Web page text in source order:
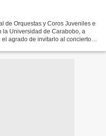
de Orquestas y Coros Juveniles e
la Universidad de Carabobo, a
agrado de invitarlo al concierto